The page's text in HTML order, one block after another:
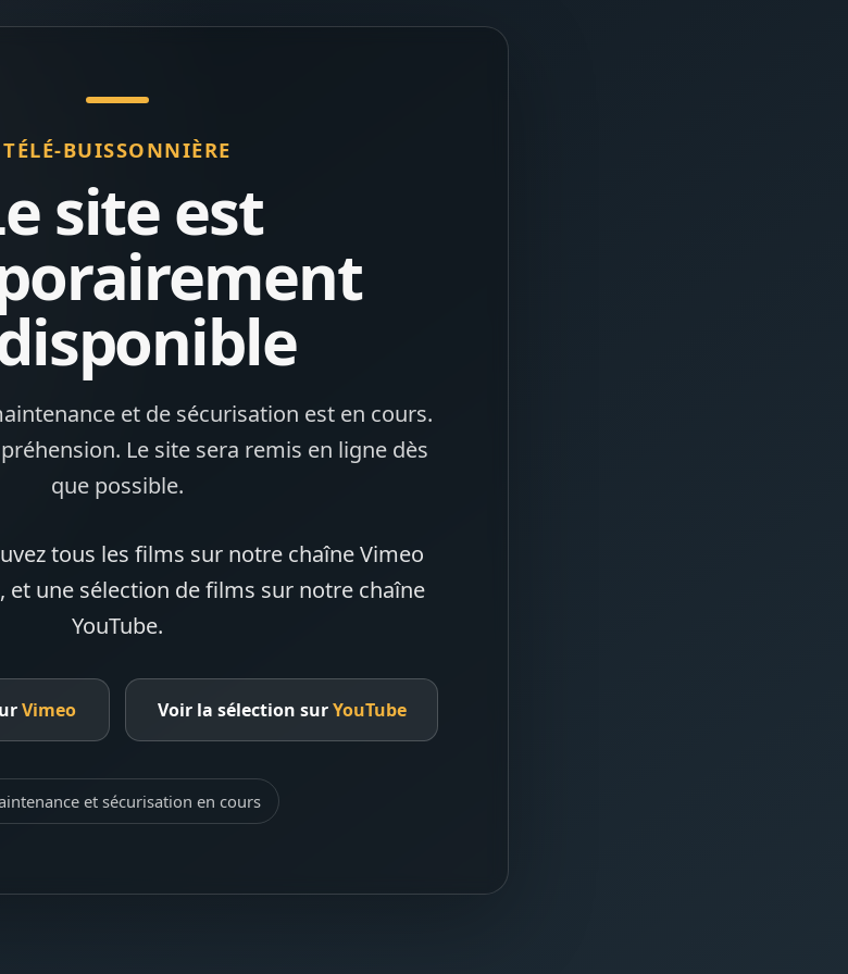
TÉLÉ-BUISSONNIÈRE
site est
et de sécurisation est en cours.
Le site sera remis en ligne dès
que possible.
tous les films sur notre chaîne Vimeo
, et une sélection de films sur notre chaîne
YouTube.
Vimeo Voir la sélection surYouTube
et sécurisation en cours